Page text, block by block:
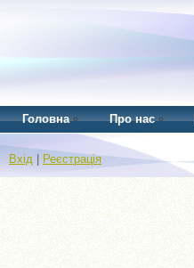
Головна Про нас
Вхід Реєстрація